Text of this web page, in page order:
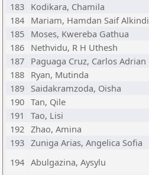
183 Kodikara, Chamila
184 Mariam, Hamdan Saif Alkindi
185 Moses, Kwereba Gathua
186 Nethvidu, R H Uthesh
187 Paguaga Cruz, Carlos Adrian
188 Ryan, Mutinda
189 Saidakramzoda, Oisha
190 Tan, Qile
191
Tao, Lisi
192 Zhao, Amina
193 Zuniga Arias, Angelica Sofia
194 Abulgazina, Aysylu